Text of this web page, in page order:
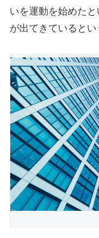
いを運動を始めた
が出てきているとい